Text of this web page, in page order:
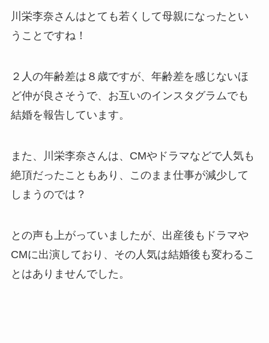
川栄李奈さんはとても若くして母親になったとい
うことですね！
２人の年齢差は８歳ですが、年齢差を感じないほ
ど仲が良さそうで、お互いのインスタグラムでも
結婚を報告しています。
また、川栄李奈さんは、CMやドラマなどで人気も
絶頂だったこともあり、このまま仕事が減少して
しまうのでは？
との声も上がっていましたが、出産後もドラマや
CMに出演しており、その人気は結婚後も変わるこ
とはありませんでした。